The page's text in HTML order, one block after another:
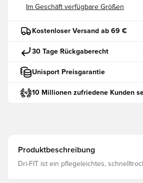
Im Geschäft verfügbare Größen
Kostenloser Versand ab 69 €
30 Tage Rückgaberecht
Unisport Preisgarantie
10 Millionen zufriedene Kunden
Produktbeschreibung
Dri-FIT ist ein pflegeleichtes,